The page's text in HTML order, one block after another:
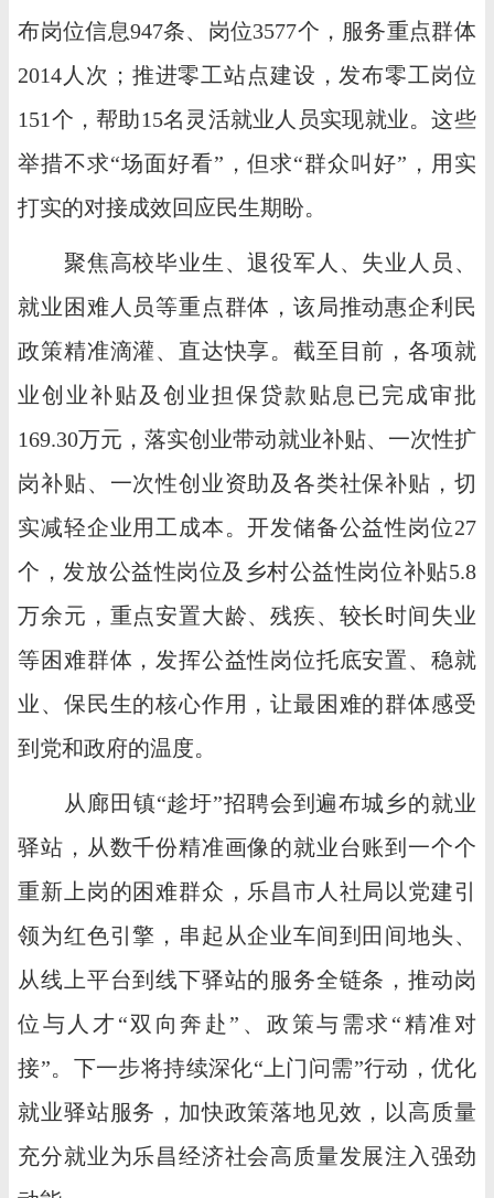
布岗位信息947条、岗位3577个，服务重点群体
2014人次；推进零工站点建设，发布零工岗位
151个，帮助15名灵活就业人员实现就业。这些
举措不求“场面好看”，但求“群众叫好”，用实
打实的对接成效回应民生期盼。
聚焦高校毕业生、退役军人、失业人员、
就业困难人员等重点群体，该局推动惠企利民
政策精准滴灌、直达快享。截至目前，各项就
业创业补贴及创业担保贷款贴息已完成审批
169.30万元，落实创业带动就业补贴、一次性扩
岗补贴、一次性创业资助及各类社保补贴，切
实减轻企业用工成本。开发储备公益性岗位27
个，发放公益性岗位及乡村公益性岗位补贴5.8
万余元，重点安置大龄、残疾、较长时间失业
等困难群体，发挥公益性岗位托底安置、稳就
业、保民生的核心作用，让最困难的群体感受
到党和政府的温度。
从廊田镇“趁圩”招聘会到遍布城乡的就业
驿站，从数千份精准画像的就业台账到一个个
重新上岗的困难群众，乐昌市人社局以党建引
领为红色引擎，串起从企业车间到田间地头、
从线上平台到线下驿站的服务全链条，推动岗
位与人才“双向奔赴”、政策与需求“精准对
接”。下一步将持续深化“上门问需”行动，优化
就业驿站服务，加快政策落地见效，以高质量
充分就业为乐昌经济社会高质量发展注入强劲